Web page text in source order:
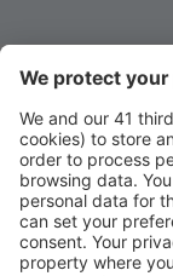
Stáhněte si